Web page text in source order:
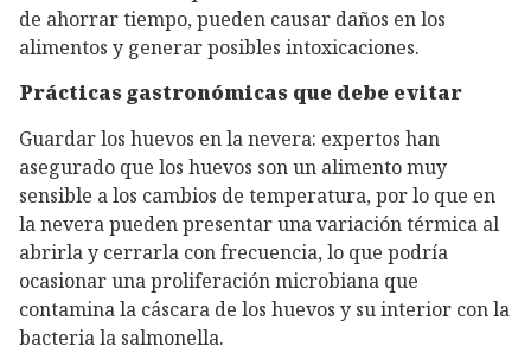
de ahorrar tiempo, pueden causar daños en los
alimentos y generar posibles intoxicaciones.
Prácticas gastronómicas que debe evitar
Guardar los huevos en la nevera: expertos han
asegurado que los huevos son un alimento muy
sensible a los cambios de temperatura, por lo que en
la nevera pueden presentar una variación térmica al
abrirla y cerrarla con frecuencia, lo que podría
ocasionar una proliferación microbiana que
contamina la cáscara de los huevos y su interior con la
bacteria la salmonella.